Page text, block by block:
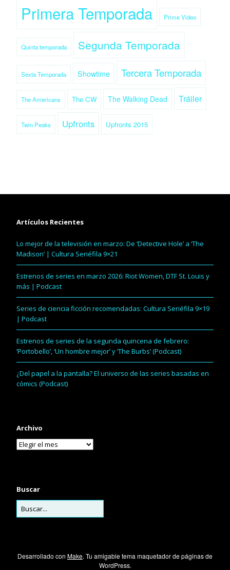
Primera Temporada Prime Video
Quinta temporada Segunda Temporada
Sexta Temporada Showtime Tercera Temporada
The Americans The CW The Walking Dead Tráiler
Twin Peaks Upfronts Upfronts 2015
Artículos Recientes
Lo mejor de la televisión en marzo: De ‘Detective Hole’ a ‘The
Madison’ | Cultura Seriéfila 9×21
Estrenos de series en marzo 2026: Riot Women, DTF St. Louis y
más | Podcast
Series de ciencia ficción recomendadas: Cultura Seriéfila 9×19
| Podcast
Estrenos de series de la segunda quincena de febrero:
‘Portobello’, ‘Un hombre mejor’ y ‘The Burbs’ (Podcast)
¿Del papel a la pantalla? El universo de las series basadas en
cómics (Podcast)
Archivo
Buscar
Desarrollado con Make. Tu amigable tema maquetador de páginas de
WordPress.